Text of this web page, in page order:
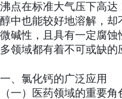
沸点在标准大气压下高
醇中也能较好地溶解，
微碱性，且具有一定腐
多领域都有着不可或缺的
一、氯化钙的广泛应用
（一）医药领域的重要角